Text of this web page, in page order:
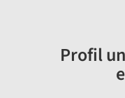
Profil